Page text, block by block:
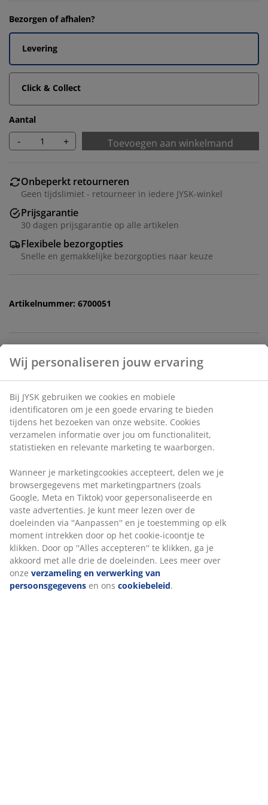
Bezorgen of afhalen?
Levering
Click & Collect
Aantal
- + Toevoegen aan winkelmand
Onbeperkt retourneren
Geen tijdslimiet - retourneer in iedere JYSK-winkel
Prijsgarantie
30 dagen prijsgarantie op alle artikelen
Flexibele bezorgopties
Snelle en gemakkelijke bezorgopties naar keuze
Artikelnummer: 6700051
Specificaties
Beoordelingen
(0)
Levering
Wij personaliseren jouw ervaring
Bij JYSK gebruiken we cookies en mobiele identificatoren
van onze website. Cookies verzamelen informatie over jou
om functionaliteit, statistieken en relevante marketing te
waarborgen.
Wanneer je marketingcookies accepteert, delen we je
browsergegevens met marketingpartners (zoals Google,
Meta en Tiktok) voor gepersonaliseerde en vaste
advertenties. Je kunt meer lezen over de doeleinden via
''Aanpassen'' en je toestemming op elk moment intrekken
door op het cookie-icoontje te klikken. Door op ''Alles